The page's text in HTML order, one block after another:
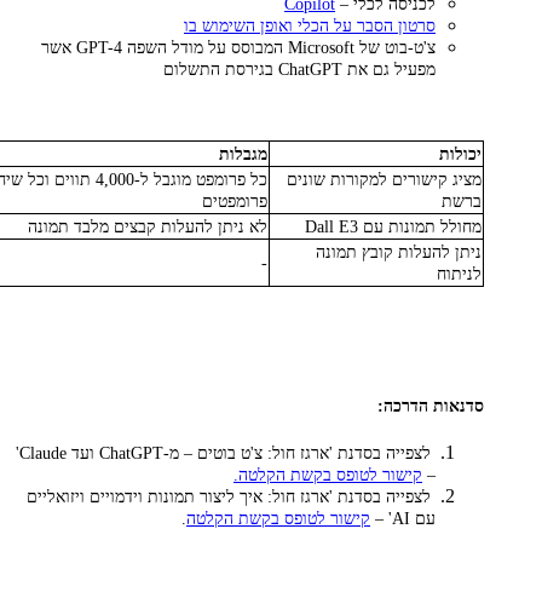
לכניסה לכלי – Copilot
סרטון הסבר על הכלי ואופן השימוש בו
צ'ט-בוט של Microsoft המבוסס על מודל השפה GPT-4 אשר
מפעיל גם את ChatGPT בגירסת התשלום
יכולות
מגבלות
מציג קישורים למקורות שונים
ברשת
פרומפטים
מחולל תמונות עם Dall E3
לא ניתן להעלות קבצים מלבד תמונה
ניתן להעלות קובץ תמונה
לניתוח
-
סדנאות הדרכה:
לצפייה בסדנת 'ארגז חול: צ'ט בוטים – מ-ChatGPT ועד Claude'
– קישור לטופס בקשת הקלטה.
לצפייה בסדנת 'ארגז חול: איך ליצור תמונות וידמויים ויזואליים
עם AI' –
קישור לטופס בקשת הקלטה.